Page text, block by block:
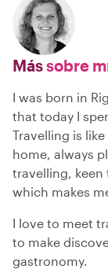
Mássobre
I was born in
that today I
Travelling is
home, always
travelling,
which makes
I love to meet
to make
gastronomy.